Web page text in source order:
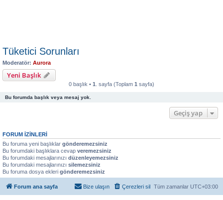
Tüketici Sorunları
Moderatör: Aurora
Yeni Başlık
0 başlık • 1 . sayfa (Toplam 1 sayfa)
Bu forumda başlık veya mesaj yok.
Geçiş yap
FORUM IZINLERI
Bu foruma yeni başlıklar gönderemezsiniz
Bu forumdaki başlıklara cevap veremezsiniz
Bu forumdaki mesajlarınızı düzenleyemezsiniz
Bu forumdaki mesajlarınızı silemezsiniz
Bu foruma dosya ekleri gönderemezsiniz
Forum ana sayfa Tüm zamanlar UTC+03:00
Çerezleri sil
Bize ulaşın